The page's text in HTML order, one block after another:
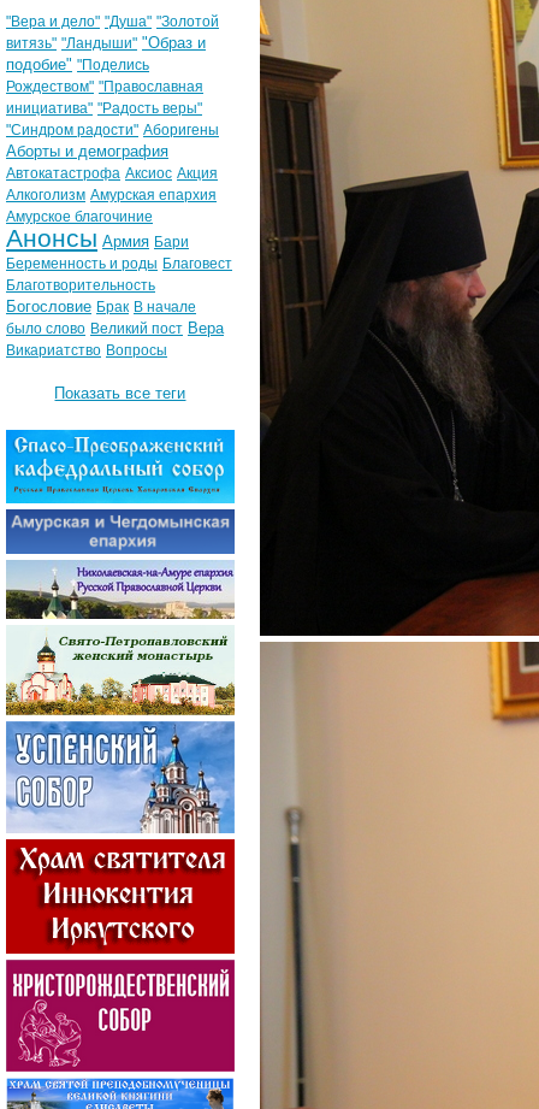
"Вера и дело" "Душа" "Золотой
витязь" "Ландыши" "Образ и
подобие" "Поделись
Рождеством" "Православная
инициатива" "Радость веры"
"Синдром радости" Аборигены
Аборты и демография
Автокатастрофа Аксиос Акция
Алкоголизм Амурская епархия
Амурское благочиние
Анонсы Армия Бари
Беременность и роды Благовест
Благотворительность
Богословие Брак В начале
было слово Великий пост Вера
Викариатство Вопросы
Показать все теги